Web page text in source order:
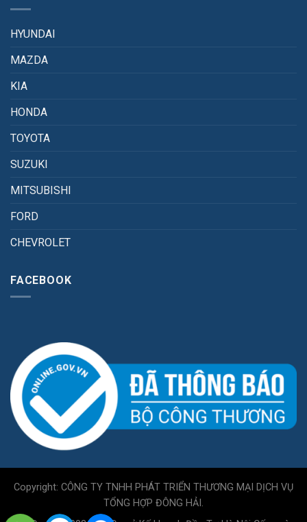
HYUNDAI
MAZDA
KIA
HONDA
TOYOTA
SUZUKI
MITSUBISHI
FORD
CHEVROLET
FACEBOOK
Copyright: CÔNG TY TNHH PHÁT TRIỂN THƯƠNG MẠI DỊCH VỤ
TỔNG HỢP ĐÔNG HẢI.